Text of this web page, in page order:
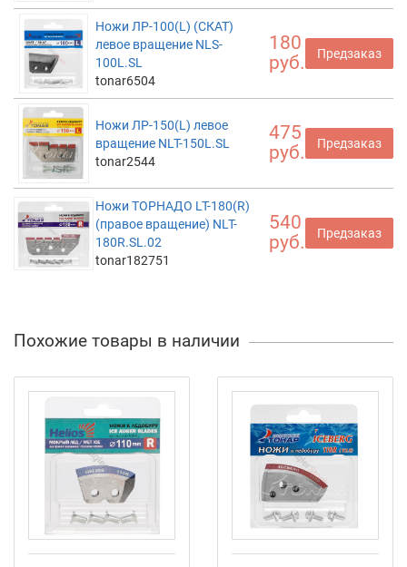
Ножи ЛР-100(L) (СКАТ)
левое вращение NLS-
100L.SL
tonar6504
180
руб.
Предзаказ
Ножи ЛР-150(L) левое
вращение NLT-150L.SL
tonar2544
475
руб.
Предзаказ
Ножи ТОРНАДО LT-180(R)
(правое вращение) NLT-
180R.SL.02
tonar182751
540
руб.
Предзаказ
Похожие товары в наличии